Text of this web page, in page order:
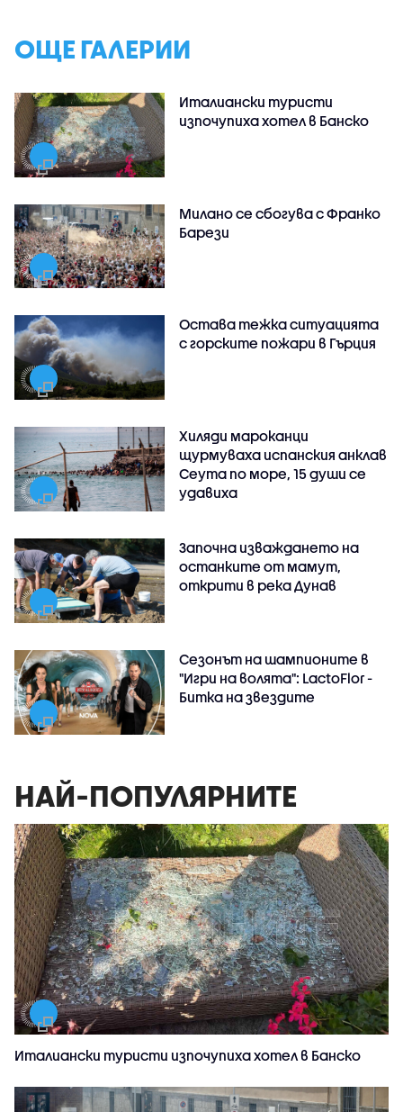
ОЩЕ ГАЛЕРИИ
Италиански туристи
изпочупиха хотел в Банско
Милано се сбогува с Франко
Барези
Остава тежка ситуацията
с горските пожари в Гърция
Хиляди мароканци
щурмуваха испанския анклав
Сеута по море, 15 души се
удавиха
Започна изваждането на
останките от мамут,
открити в река Дунав
Сезонът на шампионите в
"Игри на волята": LactoFlor -
Битка на звездите
НАЙ-ПОПУЛЯРНИТЕ
Италиански туристи изпочупиха хотел в Банско